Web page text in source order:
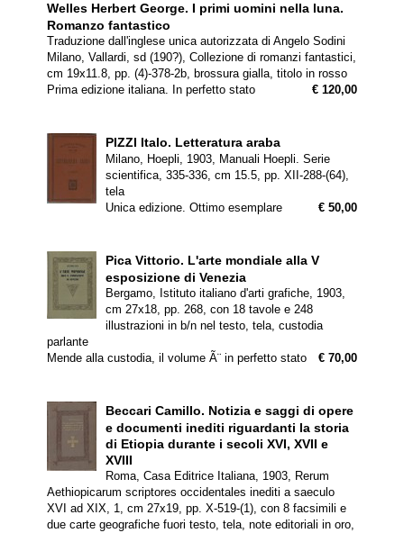
Welles Herbert George. I primi uomini nella luna.
Romanzo fantastico
Traduzione dall'inglese unica autorizzata di Angelo Sodini
Milano, Vallardi, sd (190?), Collezione di romanzi fantastici,
cm 19x11.8, pp. (4)-378-2b, brossura gialla, titolo in rosso
Prima edizione italiana. In perfetto stato
€ 120,00
PIZZI Italo. Letteratura araba
Milano, Hoepli, 1903, Manuali Hoepli. Serie
scientifica, 335-336, cm 15.5, pp. XII-288-(64),
tela
Unica edizione. Ottimo esemplare
€ 50,00
Pica Vittorio. L'arte mondiale alla V
esposizione di Venezia
Bergamo, Istituto italiano d'arti grafiche, 1903,
cm 27x18, pp. 268, con 18 tavole e 248
illustrazioni in b/n nel testo, tela, custodia
parlante
Mende alla custodia, il volume Ã¨ in perfetto stato
€ 70,00
Beccari Camillo. Notizia e saggi di opere
e documenti inediti riguardanti la storia
di Etiopia durante i secoli XVI, XVII e
XVIII
Roma, Casa Editrice Italiana, 1903, Rerum
Aethiopicarum scriptores occidentales inediti a saeculo
XVI ad XIX, 1, cm 27x19, pp. X-519-(1), con 8 facsimili e
due carte geografiche fuori testo, tela, note editoriali in oro,